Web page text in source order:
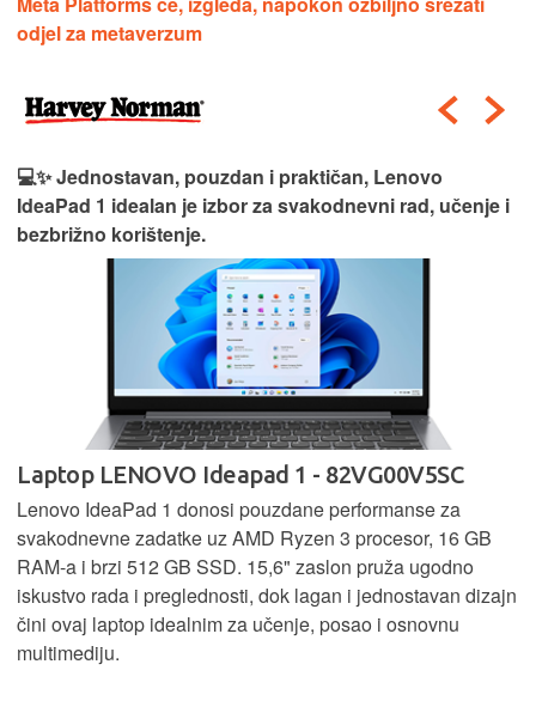
odjel za metaverzum
💻✨ Jednostavan, pouzdan i praktičan, Lenovo
IdeaPad 1 idealan je izbor za svakodnevni rad, učenje i
bezbrižno korištenje.
Laptop LENOVO Ideapad 1 - 82VG00V5SC
Lenovo IdeaPad 1 donosi pouzdane performanse za
svakodnevne zadatke uz AMD Ryzen 3 procesor, 16 GB
RAM-a i brzi 512 GB SSD. 15,6" zaslon pruža ugodno
iskustvo rada i preglednosti, dok lagan i jednostavan dizajn
čini ovaj laptop idealnim za učenje, posao i osnovnu
multimediju.